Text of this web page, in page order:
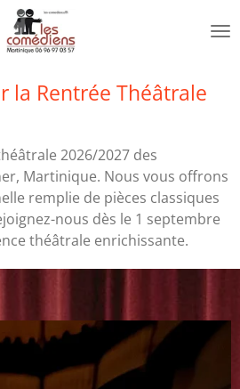
la Rentrée Théâtrale
2026/2027 des
Martinique. Nous vous offrons
remplie de pièces classiques
nous dès le 1 septembre
théâtrale enrichissante.